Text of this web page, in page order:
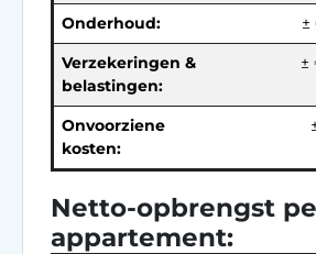
Onderhoud:
±
Verzekeringen &
belastingen:
±
Onvoorziene
kosten:
Netto-opbrengst
appartement: